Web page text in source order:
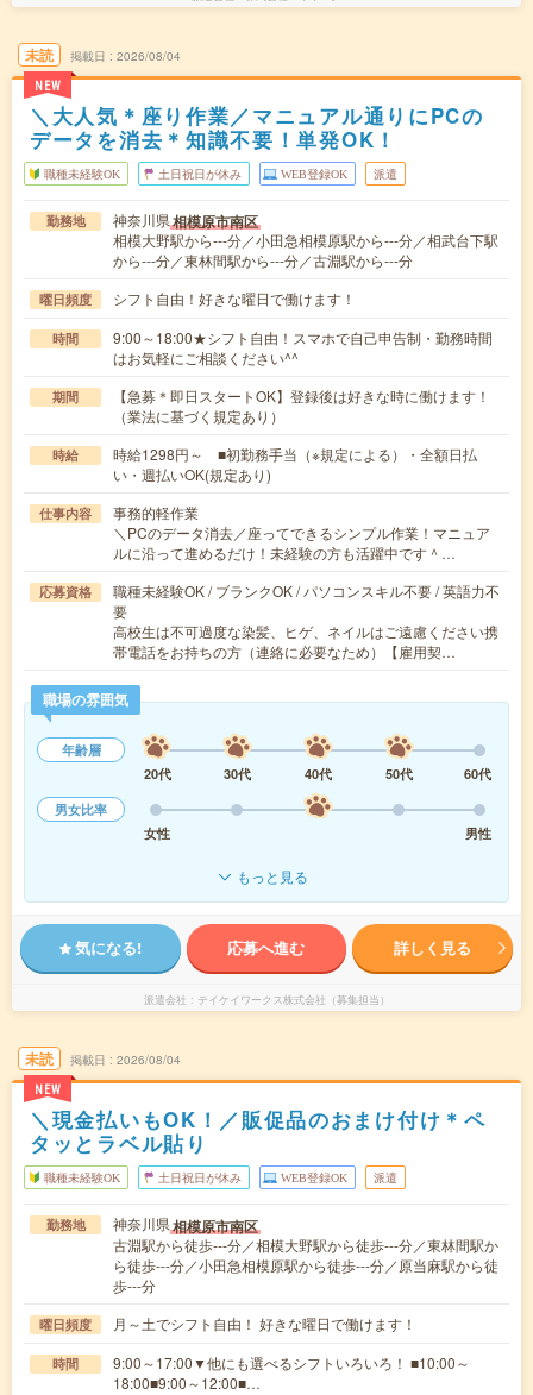
未読
NEW
掲載日 2026/08/04
＼大人気＊座り作業／マニュアル通りにPCの
データを消去＊知識不要！単発OK！
職種未経験OK 土日祝日が休み WEB登録OK 派遣
勤務地 神奈川県相模原市南区
相模大野駅から---分／小田急相模原駅から---分／相武台下駅
から---分／東林間駅から---分／古淵駅から---分
曜日頻度 シフト自由！好きな曜日で働けます！
時間
9:00～18:00★シフト自由！スマホで自己申告制・勤務時間
はお気軽にご相談ください^^
期間
【急募＊即日スタートOK】登録後は好きな時に働けます！
（業法に基づく規定あり）
時給
時給1298円～ ■初勤務手当（※規定による）・全額日払
い・週払いOK(規定あり)
仕事内容
事務的軽作業
＼PCのデータ消去／座ってできるシンプル作業！マニュア
ルに沿って進めるだけ！未経験の方も活躍中です＾…
応募資格
職種未経験OK / ブランクOK / パソコンスキル不要 / 英語力不
要
高校生は不可過度な染髪、ヒゲ、ネイルはご遠慮ください携
帯電話をお持ちの方（連絡に必要なため）【雇用契…
職場の雰囲気
年齢層
20代
30代 40代 50代
60代
男女比率
女性
男性
もっと見る
気になる! 応募へ進む 詳しく見る
派遣会社 テイケイワークス株式会社（募集担当）
未読
NEW
掲載日 2026/08/04
＼現金払いもOK！／販促品のおまけ付け＊ペ
タッとラベル貼り
職種未経験OK 土日祝日が休み WEB登録OK 派遣
勤務地 神奈川県相模原市南区
古淵駅から徒歩---分／相模大野駅から徒歩---分／東林間駅か
ら徒歩---分／小田急相模原駅から徒歩---分／原当麻駅から徒
歩---分
曜日頻度 月～土でシフト自由！ 好きな曜日で働けます！
時間
9:00～17:00▼他にも選べるシフトいろいろ！ ■10:00～
18:00■9:00～12:00■…